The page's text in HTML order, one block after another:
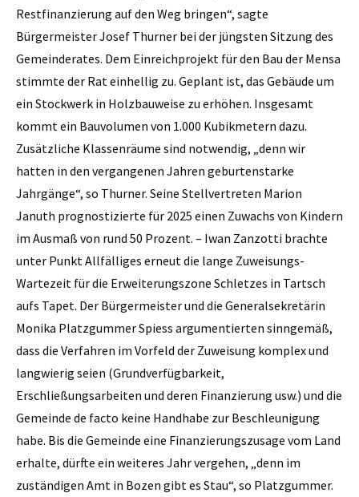
Restfinanzierung auf den Weg bringen“, sagte
Bürgermeister Josef Thurner bei der jüngsten Sitzung des
Gemeinderates. Dem Einreichprojekt für den Bau der Mensa
stimmte der Rat einhellig zu. Geplant ist, das Gebäude um
ein Stockwerk in Holzbauweise zu erhöhen. Insgesamt
kommt ein Bauvolumen von 1.000 Kubikmetern dazu.
Zusätzliche Klassenräume sind notwendig, „denn wir
hatten in den vergangenen Jahren geburtenstarke
Jahrgänge“, so Thurner. Seine Stellvertreten Marion
Januth prognostizierte für 2025 einen Zuwachs von Kindern
im Ausmaß von rund 50 Prozent. – Iwan Zanzotti brachte
unter Punkt Allfälliges erneut die lange Zuweisungs-
Wartezeit für die Erweiterungszone Schletzes in Tartsch
aufs Tapet. Der Bürgermeister und die Generalsekretärin
Monika Platzgummer Spiess argumentierten sinngemäß,
dass die Verfahren im Vorfeld der Zuweisung komplex und
langwierig seien (Grundverfügbarkeit,
Erschließungsarbeiten und deren Finanzierung usw.) und die
Gemeinde de facto keine Handhabe zur Beschleunigung
habe. Bis die Gemeinde eine Finanzierungszusage vom Land
erhalte, dürfte ein weiteres Jahr vergehen, „denn im
zuständigen Amt in Bozen gibt es Stau“, so Platzgummer.